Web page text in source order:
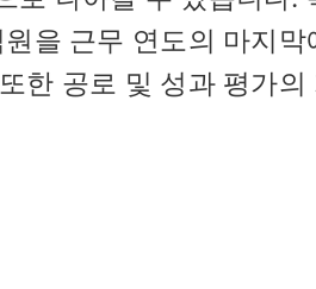
을 근무 연도의 마지
한 공로 및 성과 평가의